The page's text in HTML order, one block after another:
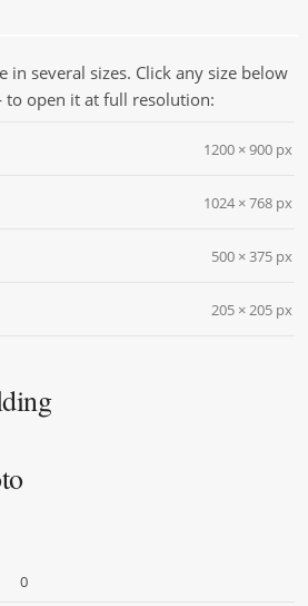
in several sizes. Click any size below
open it at full resolution:
1200 × 900 px
1024 × 768 px
500 × 375 px
205 × 205 px
0